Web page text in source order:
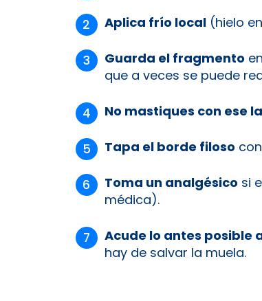
Aplica frío local(hielo
Guarda el fragmento
que a veces se puede
No mastiques con ese
Tapa el borde filoso
Toma un analgésico si
médica).
Acude lo antes posible
hay de salvar la muela.